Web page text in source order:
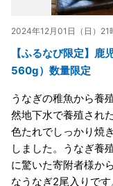
2024年12月01日（日）21
【ふるなび限定】
560g）数量限定
うなぎの稚魚から養
然地下水で養殖され
色たれでしっかり焼
しました。うなぎ養
に驚いた寄附者様か
なうなぎ2尾入りです